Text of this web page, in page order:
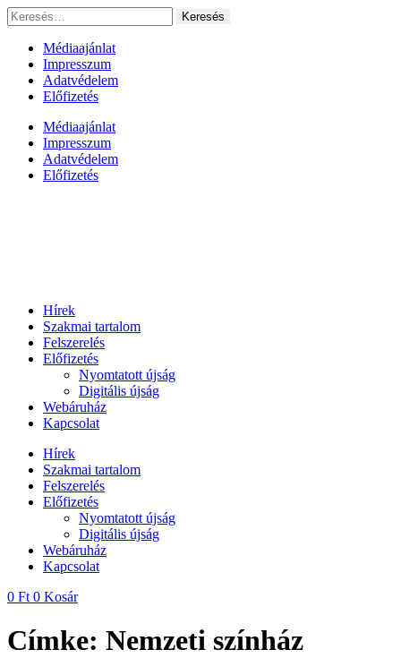
Ugrás
a
tartalomhoz
Keresés:
Médiaajánlat
Impresszum
Adatvédelem
Előfizetés
Médiaajánlat
Impresszum
Adatvédelem
Előfizetés
Hírek
Szakmai tartalom
Felszerelés
Előfizetés
Nyomtatott újság
Digitális újság
Webáruház
Kapcsolat
Hírek
Szakmai tartalom
Felszerelés
Előfizetés
Nyomtatott újság
Digitális újság
Webáruház
Kapcsolat
0 Ft 0 Kosár
Címke: Nemzeti színház